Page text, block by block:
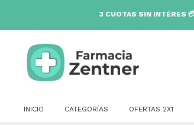
3 CUOTAS SIN INTÉRES 💳
INICIO CATEGORÍAS OFERTAS 2X1